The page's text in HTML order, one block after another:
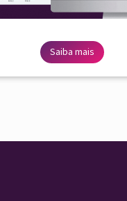
Saiba mais